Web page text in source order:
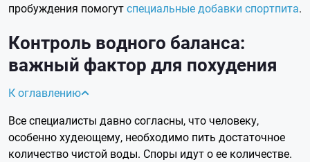
пробуждения помогутспециальные добавки спортпита.
Контроль водного баланса:
важный фактор для похудения
К оглавлению
Все специалисты давно согласны, что человеку,
особенно худеющему, необходимо пить достаточное
количество чистой воды. Споры идут о ее количестве.